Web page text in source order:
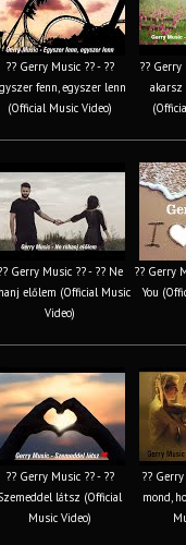
?? Gerry Music ?? - ??
fenn, egyszer lenn
(Official Music Video)
?? Gerry
akarsz
Gerry Music ?? - ?? Ne
előlem (Official Music
Video)
?? Gerry
You
?? Gerry Music ?? - ??
látsz (Official
Music Video)
??
mond,